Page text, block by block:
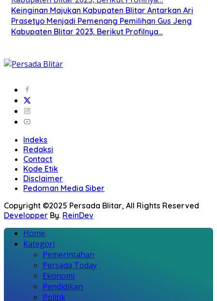
Keinginan Majukan Kabupaten Blitar Antarkan Ari
Prasetyo Menjadi Pemenang Pemilihan Gus Jeng
Kabupaten Blitar 2023, Berikut Profilnya…
Indeks
Redaksi
Contact
Kode Etik
Disclaimer
Pedoman Media Siber
Copyright ©2025 Persada Blitar, All Rights Reserved
Developper By. ReinDev
Home
Kategori
Pemerintahan
Persada Today
Ekonomi
Pendidikan
Politik